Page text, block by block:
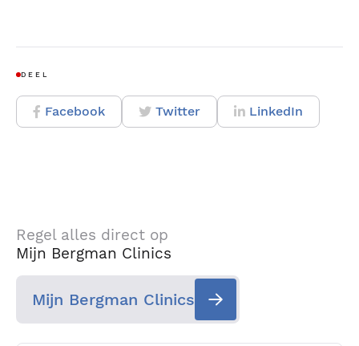
DEEL
Facebook Twitter LinkedIn
Regel alles direct op
Mijn Bergman Clinics
Mijn Bergman Clinics